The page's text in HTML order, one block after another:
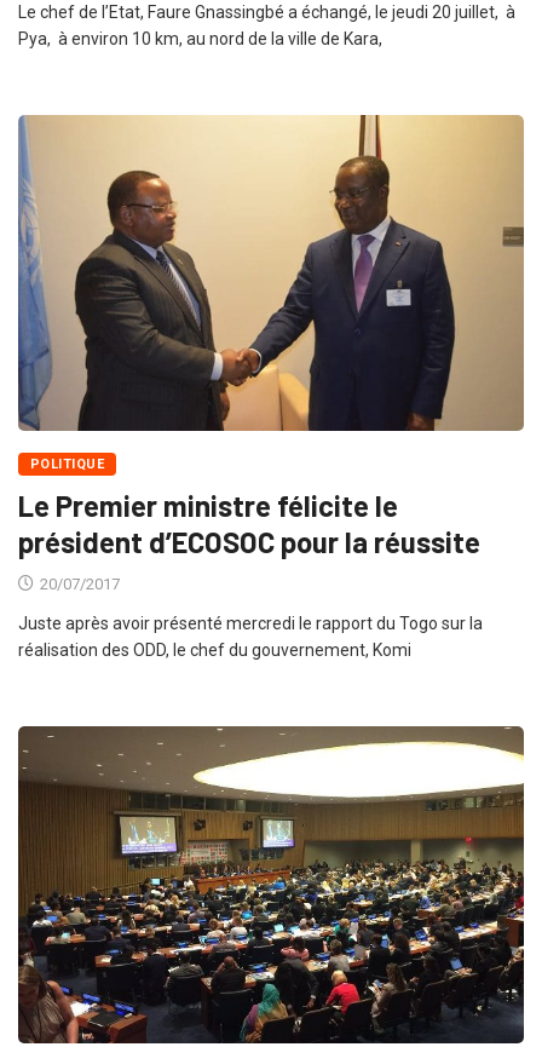
Le chef de l’Etat, Faure Gnassingbé a échangé, le jeudi 20 juillet, à
Pya, à environ 10 km, au nord de la ville de Kara,
POLITIQUE
Le Premier ministre félicite le
président d’ECOSOC pour la réussite
20/07/2017
Juste après avoir présenté mercredi le rapport du Togo sur la
réalisation des ODD, le chef du gouvernement, Komi